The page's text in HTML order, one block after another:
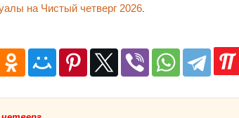
на Чистый четверг 2026